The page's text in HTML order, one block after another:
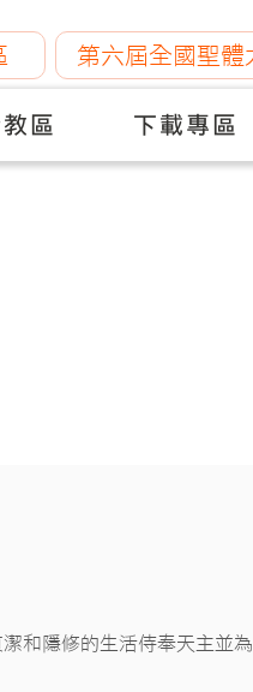
第六屆全國聖體
區 下載專區
和隱修的生活侍奉天主並